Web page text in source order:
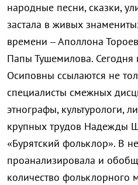
народные песни, сказки,
застала в живых
времени – Аполлона
Папы Тушемилова.
Осиповны ссылаются не
специалисты смежных
этнографы, культурологи,
крупных трудов Надежды
«Бурятский фольклор». В
проанализировала и
количество фольклорного